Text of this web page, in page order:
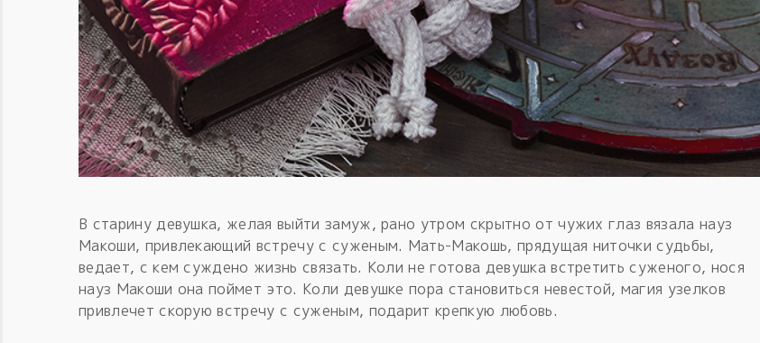
В старину девушка, желая выйти замуж, рано утром скрытно от чужих глаз вязала науз
Макоши, привлекающий встречу с суженым. Мать-Макошь, прядущая ниточки судьбы,
ведает, с кем суждено жизнь связать. Коли не готова девушка встретить суженого, нося
науз Макоши она поймет это. Коли девушке пора становиться невестой, магия узелков
привлечет скорую встречу с суженым, подарит крепкую любовь.